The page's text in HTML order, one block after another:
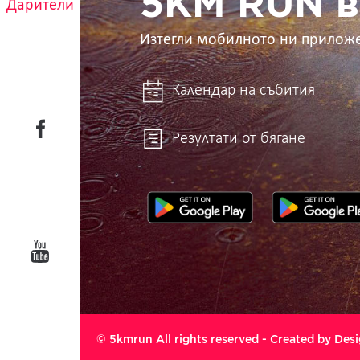
Дарители
Изтегли мобилното ни
Календар на събития
Резултати от бягане
© 5kmrun All rights reserved - Created by